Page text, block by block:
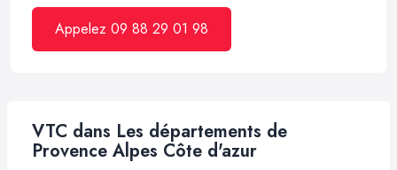
Appelez 09 88 29 01 98
VTC dans Les départements de
Provence Alpes Côte d'azur